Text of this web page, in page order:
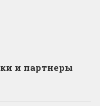
и партнеры